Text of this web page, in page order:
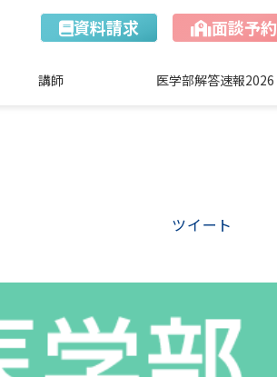
資料請求 面談予約
講師 医学部解答速報2026
ツイート